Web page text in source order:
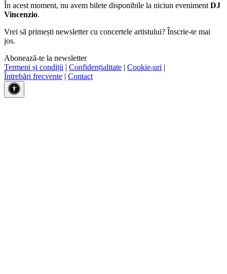
În acest moment, nu avem bilete disponibile la niciun eveniment DJ
Vincenzio.
Vrei să primești newsletter cu concertele artistului? Înscrie-te mai
jos.
Abonează-te la newsletter
Termeni și condiții | Confidențialitate | Cookie-uri |
Întrebări frecvente | Contact